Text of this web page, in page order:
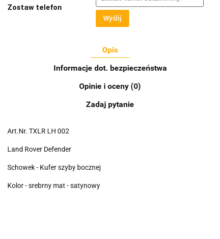
Zostaw telefon
Wyślij
Opis
Informacje dot. bezpieczeństwa
Opinie i oceny (0)
Zadaj pytanie
Art.Nr. TXLR LH 002
Land Rover Defender
Schowek - Kufer szyby bocznej
Kolor - srebrny mat - satynowy